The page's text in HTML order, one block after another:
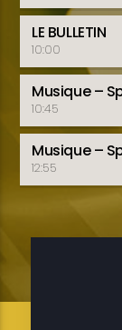
LE BULLETIN
10:00
Musique –
10:45
Musique –
12:55